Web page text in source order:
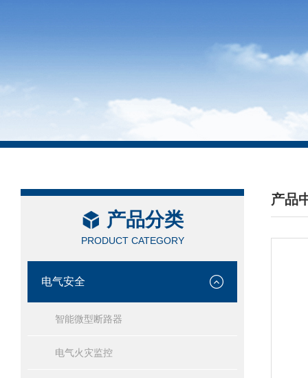
产品分类
PRODUCT CATEGORY
电气安全
智能微型断路器
电气火灾监控
产品
/